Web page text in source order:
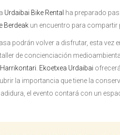
Urdaibai Bike Rental ha preparado
Berdeak un encuentro para compartir
podrán volver a disfrutar, esta vez
de concienciación
Harrikontari Ekoetxea Urdaibai
la importancia que tiene la
el evento contará con un